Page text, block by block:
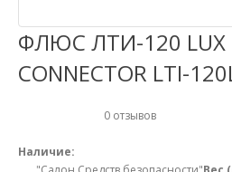
ФЛЮС ЛТИ-120 LUX
CONNECTOR LTI-
0 отзывов
Наличие: